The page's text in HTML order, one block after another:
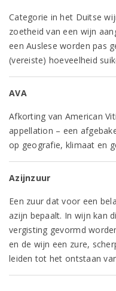
Categorie in het Duitse
zoetheid van een wijn
een Auslese worden pas
(vereiste) hoeveelheid
AVA
Afkorting van American
appellation – een
op geografie, klimaat en
Azijnzuur
Een zuur dat voor een
azijn bepaalt. In wijn kan
vergisting gevormd
en de wijn een zure,
leiden tot het ontstaan